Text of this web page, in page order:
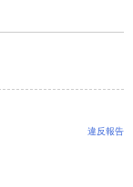
違反報告